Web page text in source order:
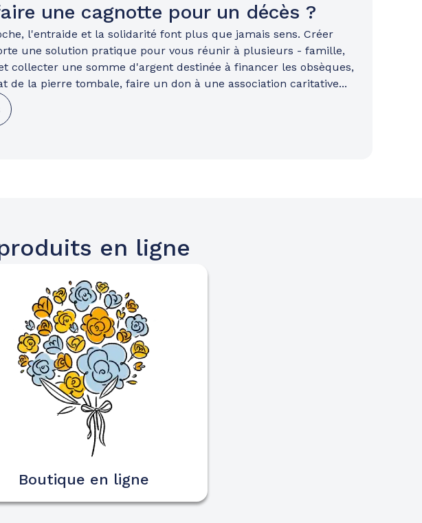
une cagnotte pour un décès ?
l'entraide et la solidarité font plus que jamais sens. Créer
une solution pratique pour vous réunir à plusieurs - famille,
collecter une somme d'argent destinée à financer les obsèques,
de la pierre tombale, faire un don à une association caritative...
en ligne
Boutique en ligne